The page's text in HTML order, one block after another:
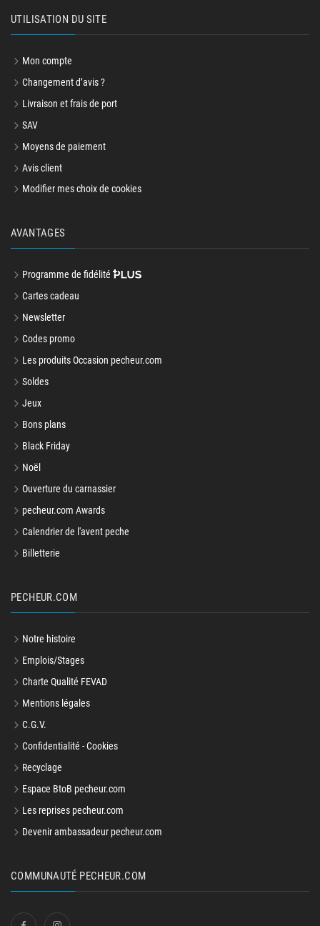
UTILISATION DU SITE
Mon compte
Changement d’avis ?
Livraison et frais de port
SAV
Moyens de paiement
Avis client
Modifier mes choix de cookies
AVANTAGES
Programme de fidélité
Cartes cadeau
Newsletter
Codes promo
Les produits Occasion pecheur.com
Soldes
Jeux
Bons plans
Black Friday
Noël
Ouverture du carnassier
pecheur.com Awards
Calendrier de l'avent peche
Billetterie
PECHEUR.COM
Notre histoire
Emplois/Stages
Charte Qualité FEVAD
Mentions légales
C.G.V.
Confidentialité - Cookies
Recyclage
Espace BtoB pecheur.com
Les reprises pecheur.com
Devenir ambassadeur pecheur.com
COMMUNAUTÉ PECHEUR.COM